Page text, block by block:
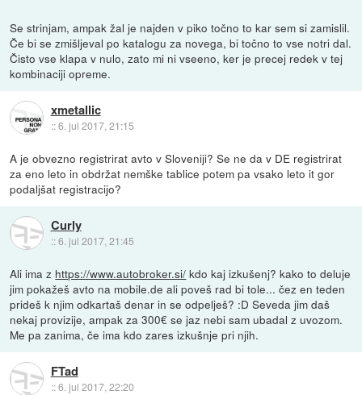
Se strinjam, ampak žal je najden v piko točno to kar sem si zamislil.
Če bi se zmišljeval po katalogu za novega, bi točno to vse notri dal.
Čisto vse klapa v nulo, zato mi ni vseeno, ker je precej redek v tej
kombinaciji opreme.
xmetallic
::6. jul 2017, 21:15
A je obvezno registrirat avto v Sloveniji? Se ne da v DE registrirat
za eno leto in obdržat nemške tablice potem pa vsako leto it gor
podaljšat registracijo?
Curly
::6. jul 2017, 21:45
Ali ima z https://www.autobroker.si/ kdo kaj izkušenj? kako to deluje
jim pokažeš avto na mobile.de ali poveš rad bi tole... čez en teden
prideš k njim odkartaš denar in se odpelješ? :D Seveda jim daš
nekaj provizije, ampak za 300€ se jaz nebi sam ubadal z uvozom.
Me pa zanima, če ima kdo zares izkušnje pri njih.
FTad
::6. jul 2017, 22:20